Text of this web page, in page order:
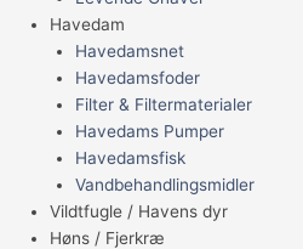
Havedam
Havedamsnet
Havedamsfoder
Filter & Filtermaterialer
Havedams Pumper
Havedamsfisk
Vandbehandlingsmidler
Vildtfugle / Havens dyr
Høns / Fjerkræ